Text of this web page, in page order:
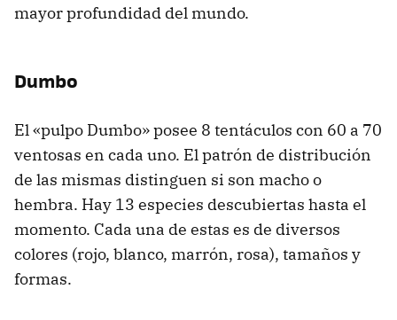
mayor profundidad del mundo.
Dumbo
El «pulpo Dumbo» posee 8 tentáculos con 60 a 70
ventosas en cada uno. El patrón de distribución
de las mismas distinguen si son macho o
hembra. Hay 13 especies descubiertas hasta el
momento. Cada una de estas es de diversos
colores (rojo, blanco, marrón, rosa), tamaños y
formas.